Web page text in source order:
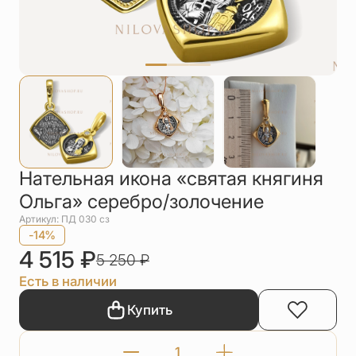
Цепи
Шнурки на
шею
Другое
Нательная икона «святая княгиня
Ольга» серебро/золочение
Артикул: ПД 030 сз
-14%
4 515 ₽5 250₽
Есть в наличии
Купить